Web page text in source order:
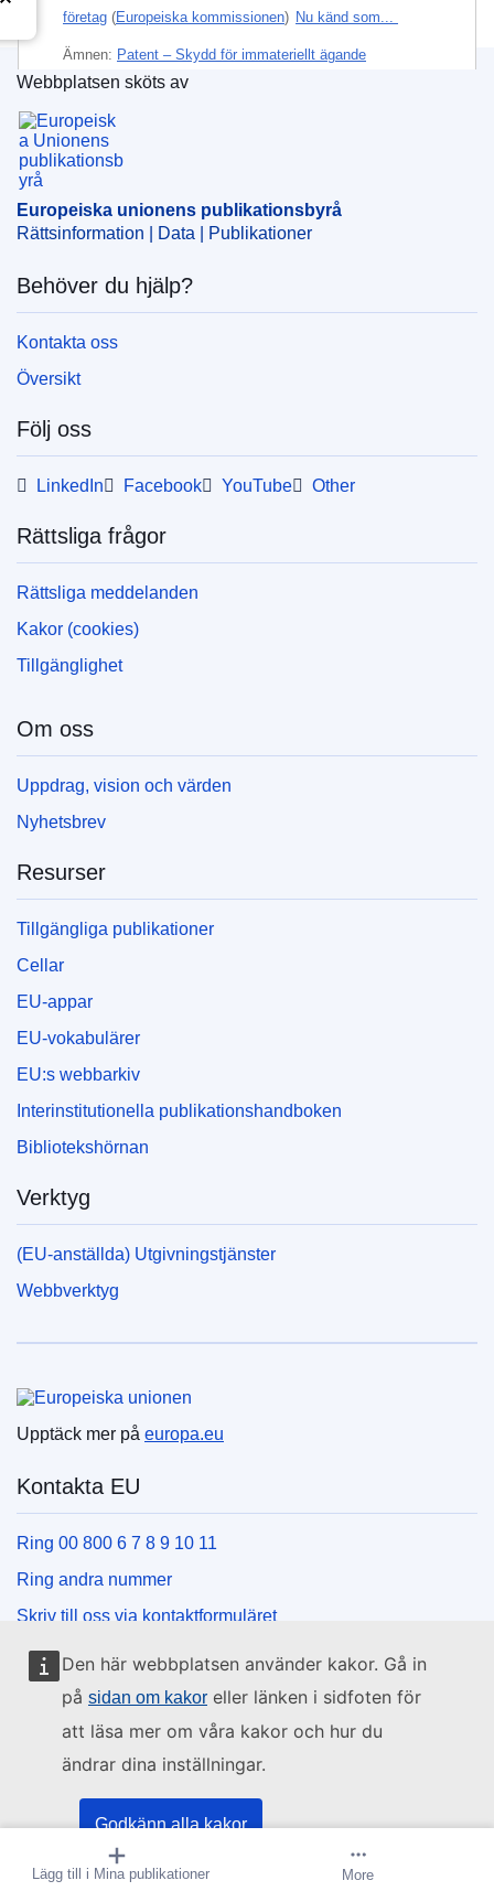
Den här webbplatsen använder kakor. Gå in
på sidan om kakor eller länken i sidfoten för
att läsa mer om våra kakor och hur du
ändrar dina inställningar.
Godkänn alla kakor
Godkänna bara nödvändiga kakor
Lägg till i Mina publikationer Skapa bevakning
More
företag (Europeiska kommissionen) Nu känd som...
Ämnen: Patent – Skydd för immateriellt ägande
industrihemlighet
små och medelstora företag
bättre utskriftskvalitet. Mer information om hur
du skriver ut dina egna EU-publikationer finns i
Europeiska unionens publikationsbyrå
Webbplatsen sköts av
Europeiska unionens publikationsbyrå
Rättsinformation | Data | Publikationer
Behöver du hjälp?
Kontakta oss
Översikt
Följ oss
LinkedIn Facebook YouTube Other
Rättsliga frågor
Rättsliga meddelanden
Kakor (cookies)
Tillgänglighet
Om oss
Uppdrag, vision och värden
Nyhetsbrev
Resurser
Tillgängliga publikationer
Cellar
EU-appar
EU-vokabulärer
EU:s webbarkiv
Interinstitutionella publikationshandboken
Bibliotekshörnan
Verktyg
(EU-anställda) Utgivningstjänster
Webbverktyg
Europeiska unionen
Upptäck mer på europa.eu
Kontakta EU
Ring 00 800 6 7 8 9 10 11
Ring andra nummer
Skriv till oss via kontaktformuläret
Besök ett EU-centrum
Sociala medier
Hitta oss i sociala medier
EU:s institutioner och organ
Hitta alla EU-institutioner och EU-organ